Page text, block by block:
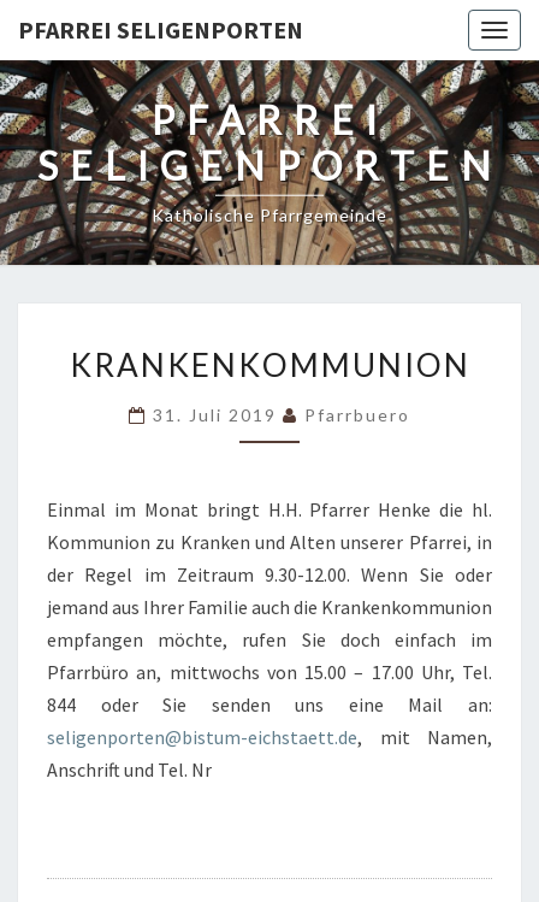
PFARREI SELIGENPORTEN
PFARREI
SELIGENPORTEN
Katholische Pfarrgemeinde
KRANKENKOMMUNION
31. Juli 2019 Pfarrbuero
Einmal im Monat bringt H.H. Pfarrer Henke die hl.
Kommunion zu Kranken und Alten unserer Pfarrei, in
der Regel im Zeitraum 9.30-12.00. Wenn Sie oder
jemand aus Ihrer Familie auch die Krankenkommunion
empfangen möchte, rufen Sie doch einfach im
Pfarrbüro an, mittwochs von 15.00 – 17.00 Uhr, Tel.
844 oder Sie senden uns eine Mail an:
seligenporten@bistum-eichstaett.de, mit Namen,
Anschrift und Tel. Nr